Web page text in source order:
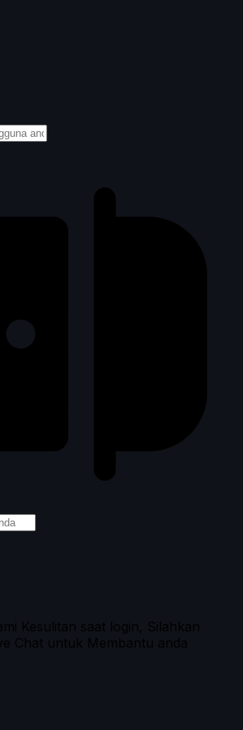
Kesulitan saat login, Silahkan
Chat untuk Membantu anda